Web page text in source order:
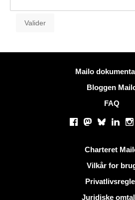
Mailo
Bloggen
FAQ
Facebook
Mastodon
Bluesky
Charteret
Vilkår for
Juridiske